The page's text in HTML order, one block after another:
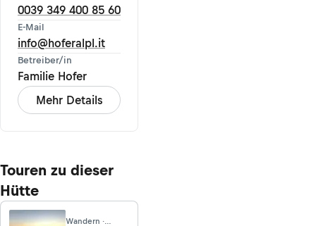
0039 349 400 85 60
E-Mail
info@hoferalpl.it
Betreiber/in
Familie Hofer
Mehr Details
Touren zu dieser
Hütte
Wandern ·